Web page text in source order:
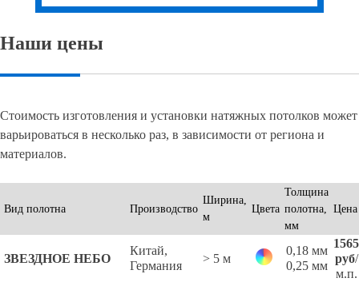
Наши цены
Стоимость изготовления и установки натяжных потолков может
варьироваться в несколько раз, в зависимости от региона и
материалов.
Вид полотна Производство
Ширина,
м
Цвета
Толщина
полотна,
мм
Цена
ЗВЕЗДНОЕ НЕБО
Китай,
Германия
> 5 м
0,18 мм
0,25 мм
1565
руб/
м.п.